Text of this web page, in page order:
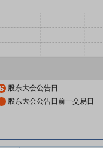
股东大会公告日
股东大会公告日前一交易日